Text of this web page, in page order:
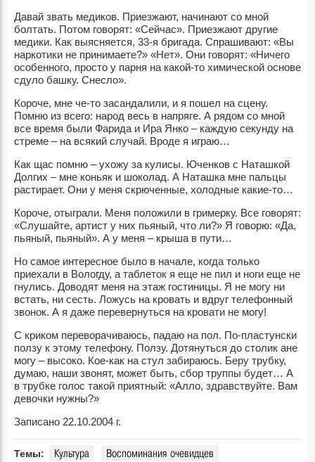
Давай звать медиков. Приезжают, начинают со мной
болтать. Потом говорят: «Сейчас». Приезжают другие
медики. Как выясняется, 33-я бригада. Спрашивают: «Вы
наркотики не принимаете?» «Нет». Они говорят: «Ничего
особенного, просто у парня на какой-то химической основе
сдуло башку. Снесло».
Короче, мне че-то засандалили, и я пошел на сцену.
Помню из всего: народ весь в напряге. А рядом со мной
все время были Фарида и Ира Янко – каждую секунду на
стреме – на всякий случай. Вроде я играю…
Как щас помню – ухожу за кулисы. Юченков с Наташкой
Долгих – мне коньяк и шоколад. А Наташка мне пальцы
растирает. Они у меня скрюченные, холодные какие-то…
Короче, отыграли. Меня положили в гримерку. Все говорят:
«Слушайте, артист у них пьяный, что ли?» Я говорю: «Да,
пьяный, пьяный». А у меня – крыша в пути…
Но самое интересное было в начале, когда только
приехали в Вологду, а таблеток я еще не пил и ноги еще не
гнулись. Доводят меня на этаж гостиницы. Я не могу ни
встать, ни сесть. Ложусь на кровать и вдруг телефонный
звонок. А я даже перевернуться на кровати не могу!
С криком переворачиваюсь, падаю на пол. По-пластунски
ползу к этому телефону. Ползу. Дотянуться до столик ане
могу – высоко. Кое-как на стул забираюсь. Беру трубку,
думаю, наши звонят, может быть, сбор труппы будет… А
в трубке голос такой приятный: «Алло, здравствуйте. Вам
девочки нужны?»
Записано 22.10.2004 г.
Темы: Культура Воспоминания очевидцев